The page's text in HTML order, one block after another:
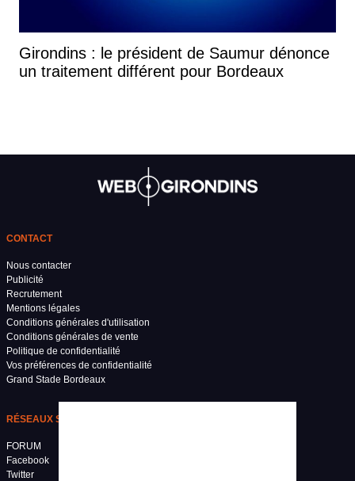
Girondins : le président de Saumur dénonce
un traitement différent pour Bordeaux
CONTACT
Nous contacter
Publicité
Recrutement
Mentions légales
Conditions générales d'utilisation
Conditions générales de vente
Politique de confidentialité
Vos préférences de confidentialité
Grand Stade Bordeaux
RÉSEAUX SOCIAUX
FORUM
Facebook
Twitter